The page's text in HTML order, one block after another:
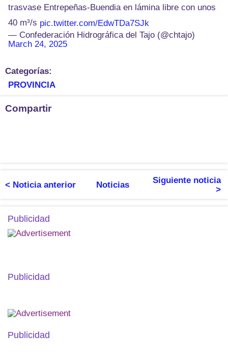
trasvase Entrepeñas-Buendia en lámina libre con unos
40 m³/s pic.twitter.com/EdwTDa7SJk
— Confederación Hidrográfica del Tajo (@chtajo)
March 24, 2025
Categorías:
PROVINCIA
Compartir
< Noticia anterior Noticias
Siguiente noticia
>
Publicidad
Publicidad
Publicidad